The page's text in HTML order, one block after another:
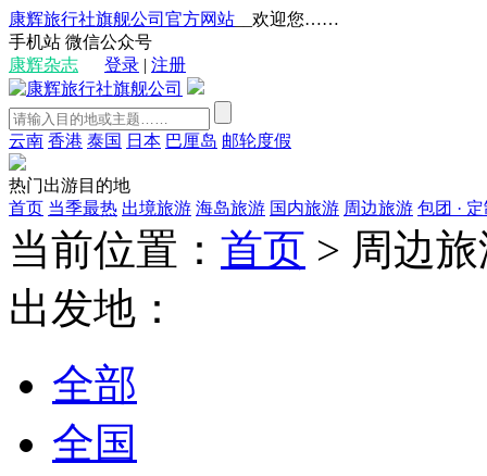
康辉旅行社旗舰公司官方网站 __欢迎您……
手机站 微信公众号
康辉杂志
登录 | 注册
云南 香港 泰国 日本 巴厘岛 邮轮度假
热门出游目的地
首页 当季最热 出境旅游 海岛旅游 国内旅游 周边旅游 包团 ·
当前位置： 首页 > 周边
出发地：
全部
全国